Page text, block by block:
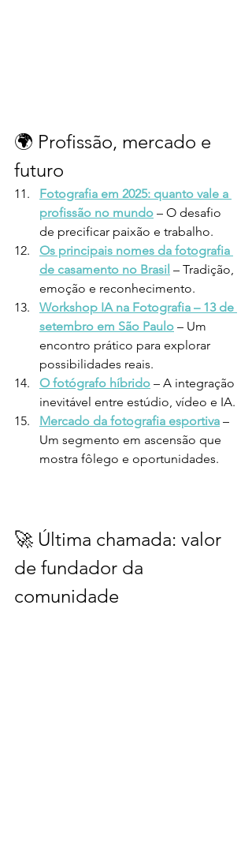
🌍 Profissão, mercado e
futuro
Fotografia em 2025: quanto vale a
profissão no mundo – O desafio
de precificar paixão e trabalho.
Os principais nomes da fotografia
de casamento no Brasil – Tradição,
emoção e reconhecimento.
Workshop IA na Fotografia – 13 de
setembro em São Paulo – Um
encontro prático para explorar
possibilidades reais.
O fotógrafo híbrido – A integração
inevitável entre estúdio, vídeo e IA.
Mercado da fotografia esportiva –
Um segmento em ascensão que
mostra fôlego e oportunidades.
🚀 Última chamada: valor
de fundador da
comunidade